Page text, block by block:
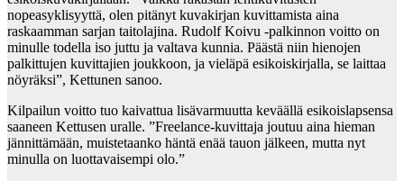
nopeasyklisyyttä, olen pitänyt kuvakirjan kuvittamista aina
raskaamman sarjan taitolajina. Rudolf Koivu -palkinnon voitto on
minulle todella iso juttu ja valtava kunnia. Päästä niin hienojen
palkittujen kuvittajien joukkoon, ja vieläpä esikoiskirjalla, se laittaa
nöyräksi”, Kettunen sanoo.
Kilpailun voitto tuo kaivattua lisävarmuutta keväällä esikoislapsensa
saaneen Kettusen uralle. ”Freelance-kuvittaja joutuu aina hieman
jännittämään, muistetaanko häntä enää tauon jälkeen, mutta nyt
minulla on luottavaisempi olo.”